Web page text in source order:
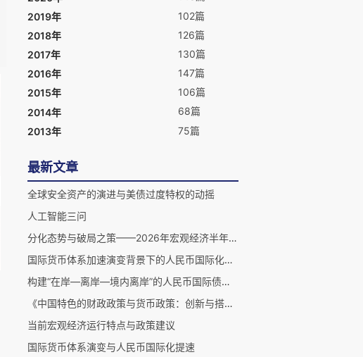
2019年
102篇
2018年
126篇
2017年
130篇
2016年
147篇
2015年
106篇
2014年
68篇
2013年
75篇
最新文章
全球安全资产的演进与美债过度特权的动摇
人工智能三问
分化态势与破局之策——2026年宏观经济半年度观察
国际货币体系加速演变背景下的人民币国际化新策略
构建“在岸—离岸—境内离岸”的人民币国际债券体系
《中国特色的财政政策与货币政策：创新与搭配研究》引言
当前宏观经济运行特点与政策建议
国际货币体系演变与人民币国际化提速